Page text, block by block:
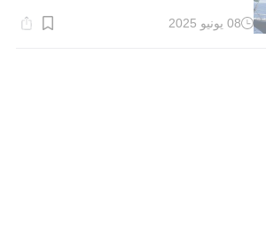
وقت
08 يونيو 2025